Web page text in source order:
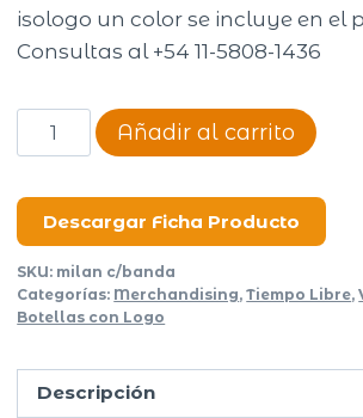
isologo un color se incluye en el
Consultas al +54 11-5808-1436
Vaso
Milan
cantidad
Añadir al carrito
Descargar Ficha Producto
SKU: milan c/banda
Categorías: Merchandising,Tiempo Libre,
Botellas con Logo
Descripción